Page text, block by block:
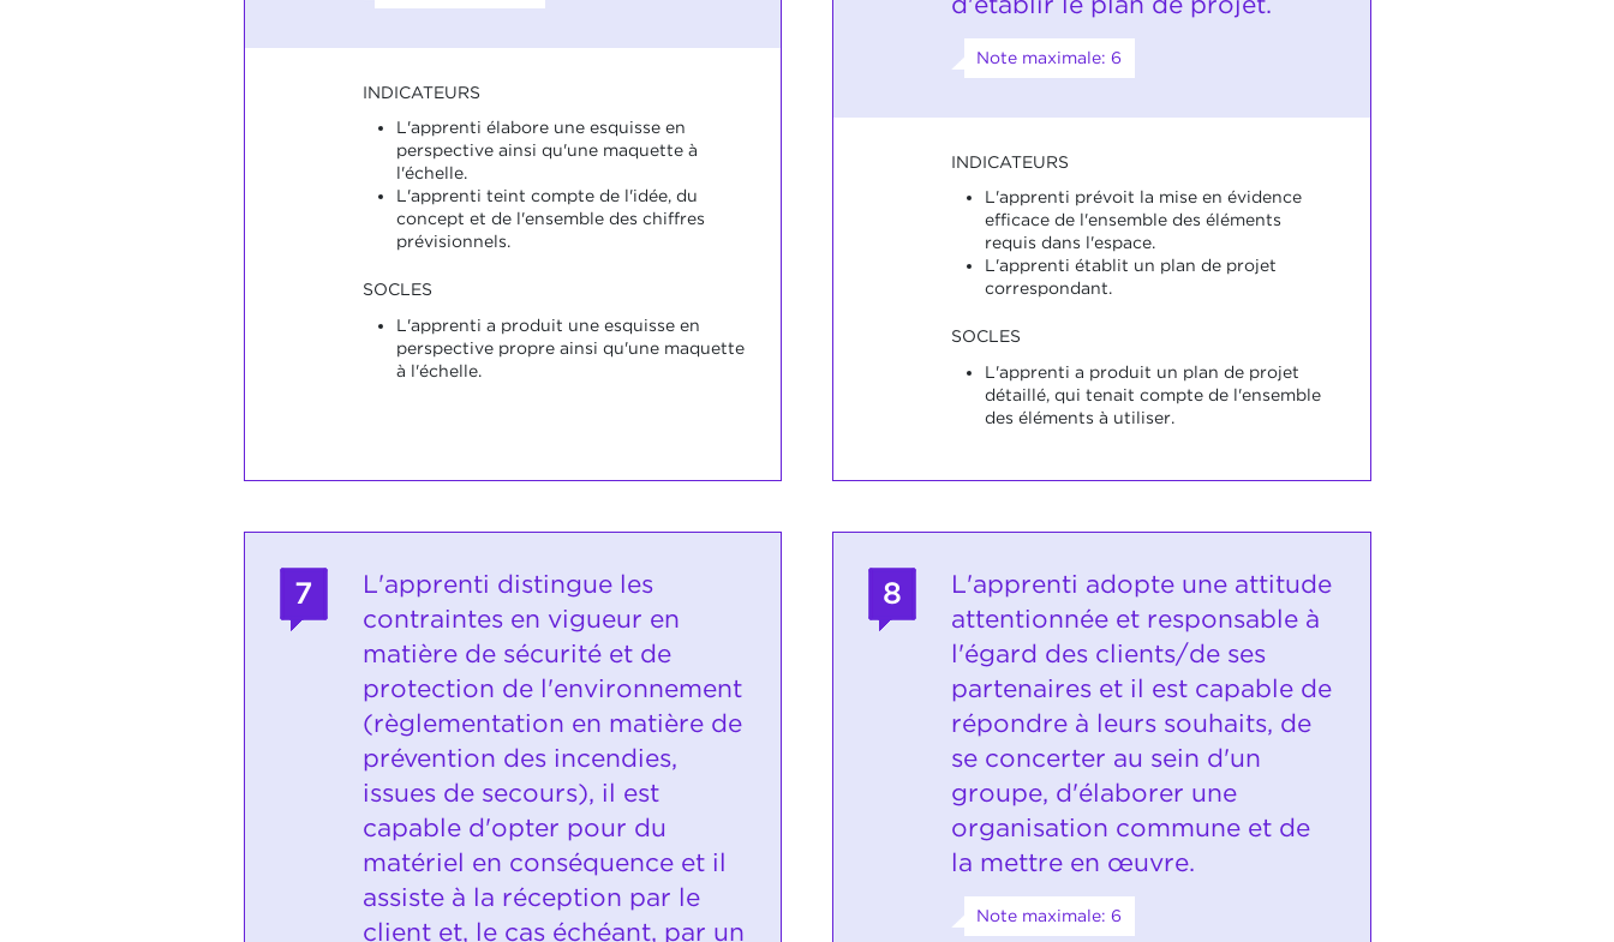
INDICATEURS
L'apprenti élabore une esquisse en
perspective ainsi qu'une maquette à
l'échelle.
L'apprenti teint compte de l'idée, du
concept et de l'ensemble des chiffres
prévisionnels.
SOCLES
L'apprenti a produit une esquisse en
perspective propre ainsi qu'une maquette
à l'échelle.
Note maximale: 6
INDICATEURS
L'apprenti prévoit la mise en évidence
efficace de l'ensemble des éléments
requis dans l'espace.
L'apprenti établit un plan de projet
correspondant.
SOCLES
L'apprenti a produit un plan de projet
détaillé, qui tenait compte de l'ensemble
des éléments à utiliser.
7
L'apprenti distingue les
contraintes en vigueur en
matière de sécurité et de
protection de l'environnement
(règlementation en matière de
prévention des incendies,
issues de secours), il est
capable d'opter pour du
matériel en conséquence et il
assiste à la réception par le
client et, le cas échéant, par un
8
L'apprenti adopte une attitude
attentionnée et responsable à
l'égard des clients/de ses
partenaires et il est capable de
répondre à leurs souhaits, de
se concerter au sein d'un
groupe, d'élaborer une
organisation commune et de
la mettre en œuvre.
Note maximale: 6